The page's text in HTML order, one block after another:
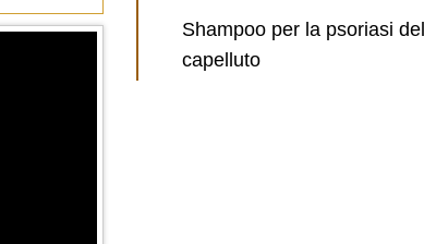
Shampoo per la psoriasi
capelluto